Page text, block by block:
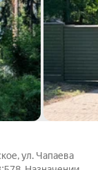
ул. Чапаева